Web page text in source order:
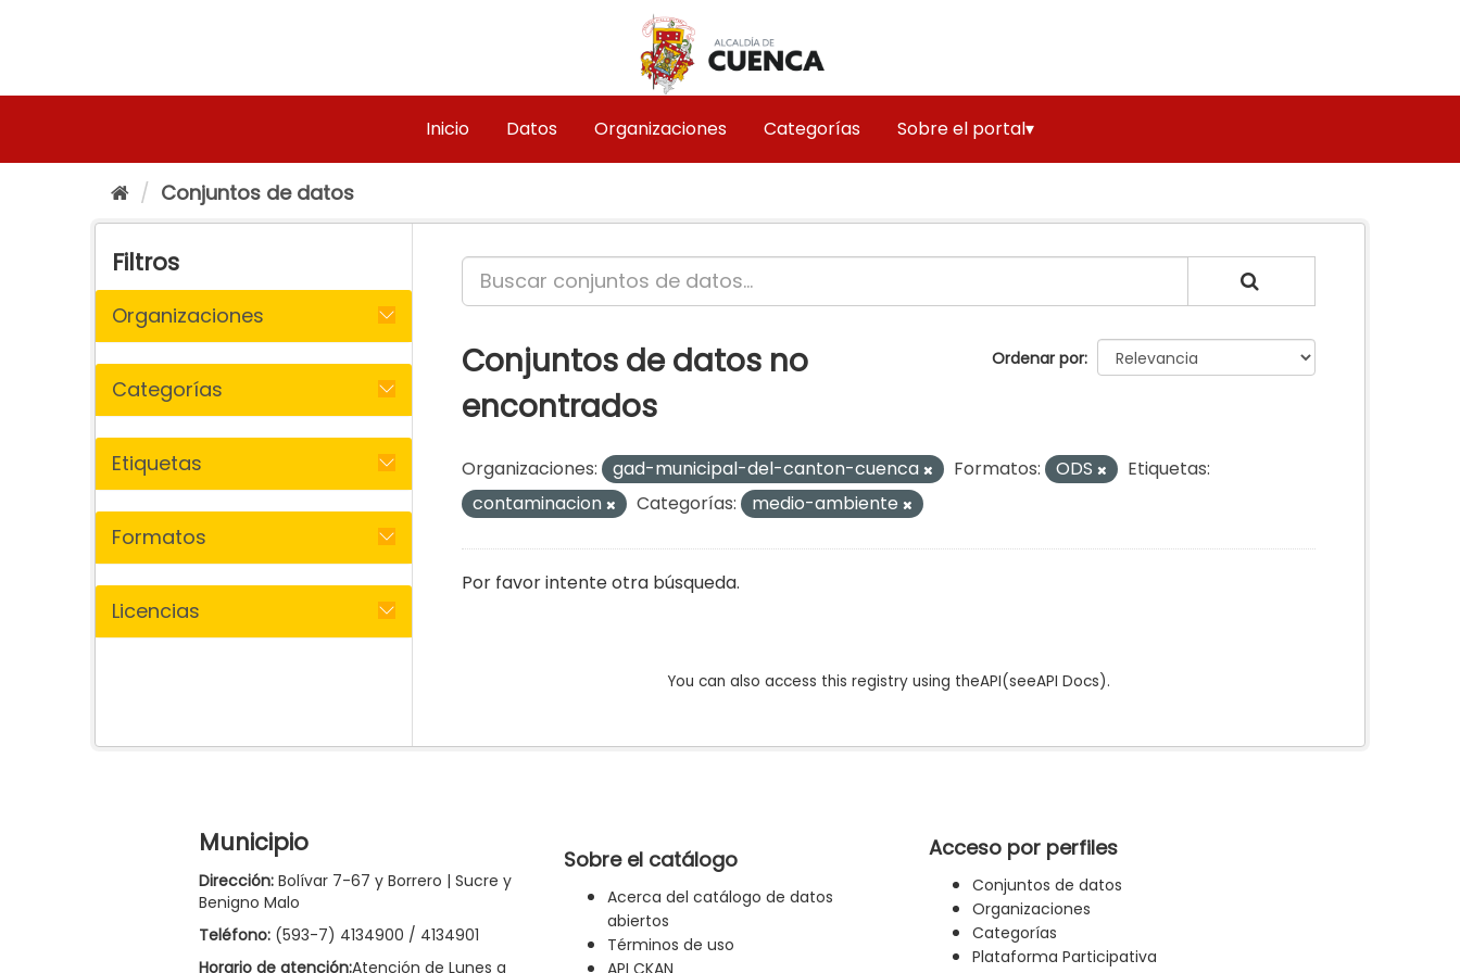
Inicio Datos Organizaciones Categorías Sobre el portal▾
Conjuntos de datos
Filtros
Organizaciones
Categorías
Etiquetas
Formatos
Licencias
Ordenar por
Conjuntos de datos no
encontrados
Organizaciones: gad-municipal-del-canton-cuenca Formatos: ODS
Etiquetas:
contaminacion
Categorías: medio-ambiente
Por favor intente otra búsqueda.
You can also access this registry using theAPI(seeAPI Docs).
Municipio
Dirección: Bolívar 7-67 y Borrero | Sucre y
Benigno Malo
Teléfono: (593-7) 4134900 / 4134901
Horario de atención:Atención de Lunes a
Sobre el catálogo
Acerca del catálogo de datos
abiertos
Términos de uso
API CKAN
Acceso por perfiles
Conjuntos de datos
Organizaciones
Categorías
Plataforma Participativa